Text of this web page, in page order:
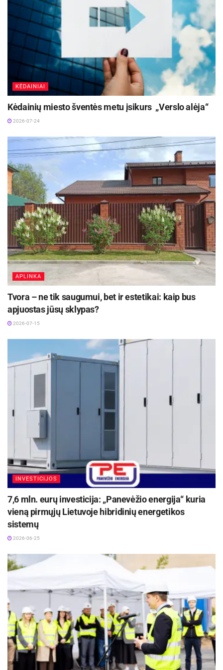
Visą straipsnį galite rasti
http://www.tv3.lt/naujiena/880434/lietuvos-
jaunimas-praktiku-atsisako-taciau-nekvalifikuoto-
darbo-ne
Tv3.lt info.
KĖDAINIAI
Kėdainių miesto šventės metu įsikurs „Verslo alėja“
2026-07-24
APLINKA
Tvora – ne tik saugumui, bet ir estetikai: kaip bus
apjuostas jūsų sklypas?
2026-07-15
INVESTICIJOS
7,6 mln. eurų investicija: „Panevėžio energija“ kuria
vieną pirmųjų Lietuvoje hibridinių energetikos
sistemų
2026-06-25